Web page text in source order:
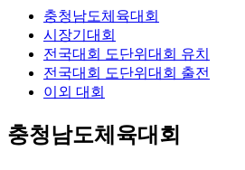
충청남도체육대회
시장기대회
전국대회 도단위대회 유치
전국대회 도단위대회 출전
이외 대회
충청남도체육대회